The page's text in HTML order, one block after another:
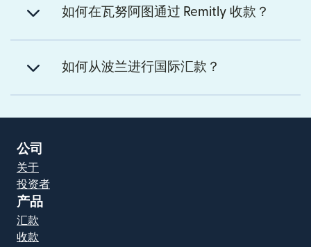
如何在瓦努阿图通过 Remitly 收款？
如何从波兰进行国际汇款？
公司
关于
投资者
产品
汇款
收款